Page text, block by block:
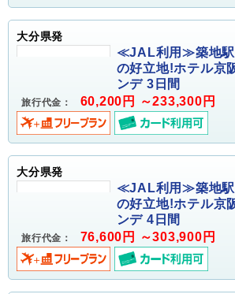
大分県発
≪JAL利用≫築地駅
の好立地!ホテル京
ンデ 3日間
旅行代金： 60,200円 ～233,300円
大分県発
≪JAL利用≫築地駅
の好立地!ホテル京
ンデ 4日間
旅行代金： 76,600円 ～303,900円